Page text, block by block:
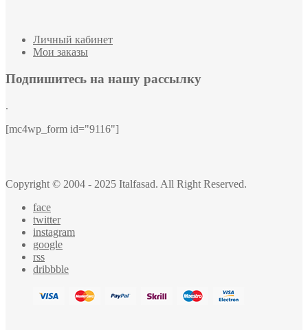
Личный кабинет
Мои заказы
Подпишитесь на нашу рассылку
.
[mc4wp_form id="9116"]
Copyright © 2004 - 2025 Italfasad. All Right Reserved.
face
twitter
instagram
google
rss
dribbble